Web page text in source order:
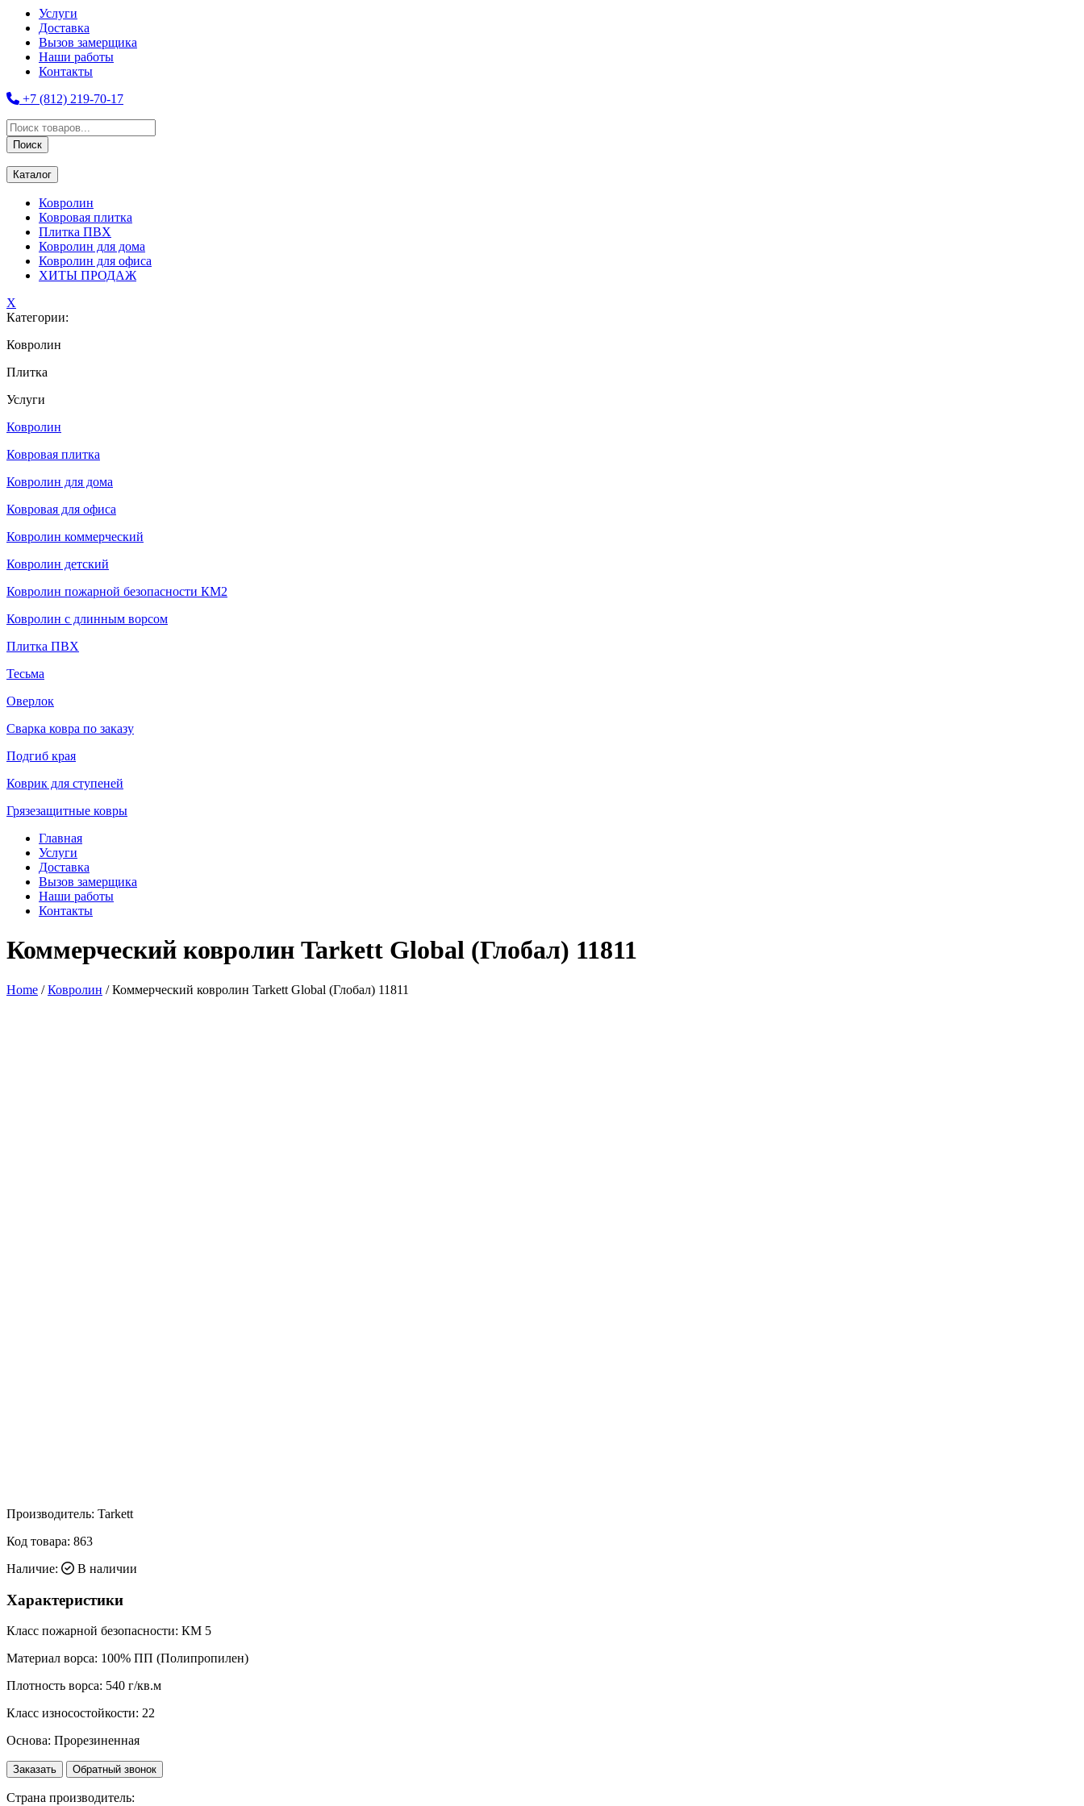
Услуги
Доставка
Вызов замерщика
Наши работы
Контакты
+7 (812) 219-70-17
Поиск
товаров
Поиск
Каталог
Ковролин
Ковровая плитка
Плитка ПВХ
Ковролин для дома
Ковролин для офиса
ХИТЫ ПРОДАЖ
X
Категории:
Ковролин
Плитка
Услуги
Ковролин
Ковровая плитка
Ковролин для дома
Ковровая для офиса
Ковролин коммерческий
Ковролин детский
Ковролин пожарной безопасности КМ2
Ковролин с длинным ворсом
Плитка ПВХ
Тесьма
Оверлок
Сварка ковра по заказу
Подгиб края
Коврик для ступеней
Грязезащитные ковры
Главная
Услуги
Доставка
Вызов замерщика
Наши работы
Контакты
Коммерческий ковролин Tarkett Global (Глобал) 11811
Home /Ковролин / Коммерческий ковролин Tarkett Global (Глобал) 11811
Производитель: Tarkett
Код товара: 863
Наличие:
В наличии
Характеристики
Класс пожарной безопасности: КМ 5
Материал ворса: 100% ПП (Полипропилен)
Плотность ворса: 540 г/кв.м
Класс износостойкости: 22
Основа: Прорезиненная
Заказать Обратный звонок
Страна производитель: